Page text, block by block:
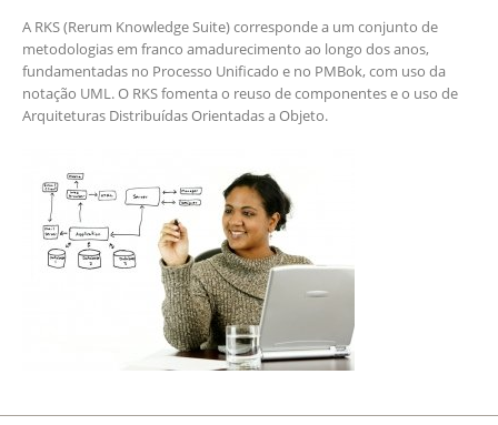
A RKS (Rerum Knowledge Suite) corresponde a um conjunto de
metodologias em franco amadurecimento ao longo dos anos,
fundamentadas no Processo Unificado e no PMBok, com uso da
notação UML. O RKS fomenta o reuso de componentes e o uso de
Arquiteturas Distribuídas Orientadas a Objeto.